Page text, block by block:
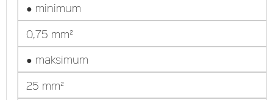
● minimum
0,75 mm²
● maksimum
25 mm²